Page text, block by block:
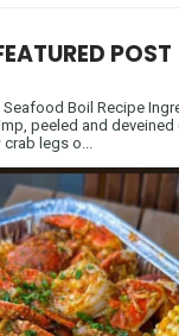
POST
Seafood Boil Recipe
peeled and deveined
legs o...